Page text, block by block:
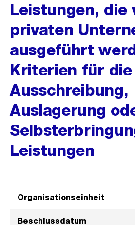
Leistungen, die
privaten
ausgeführt
Kriterien für die
Ausschreibung,
Auslagerung
Leistungen
Organisationseinheit
Beschlussdatum